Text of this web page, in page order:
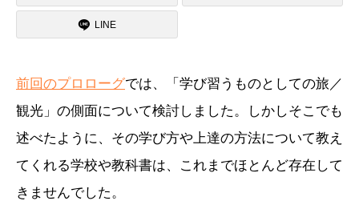
LINE
前回のプロローグでは、「学び習うものとしての旅／
観光」の側面について検討しました。しかしそこでも
述べたように、その学び方や上達の方法について教え
てくれる学校や教科書は、これまでほとんど存在して
きませんでした。